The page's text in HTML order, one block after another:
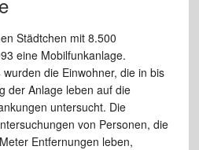
Städtchen mit 8.500
eine Mobilfunkanlage.
die Einwohner, die in bis
der Anlage leben auf die
untersucht. Die
von Personen, die
Entfernungen leben,